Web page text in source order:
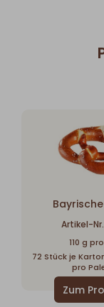
Artikel-
110 g
72 Stück je
pro